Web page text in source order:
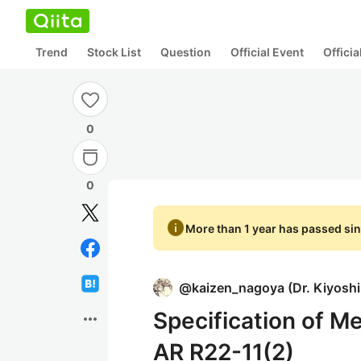
Trend Stock List Question Official Event
0
0
more_horiz
infoMore than 1 year has passed
@kaizen_nagoya (Dr.
Specification of
AR R22-11(2)